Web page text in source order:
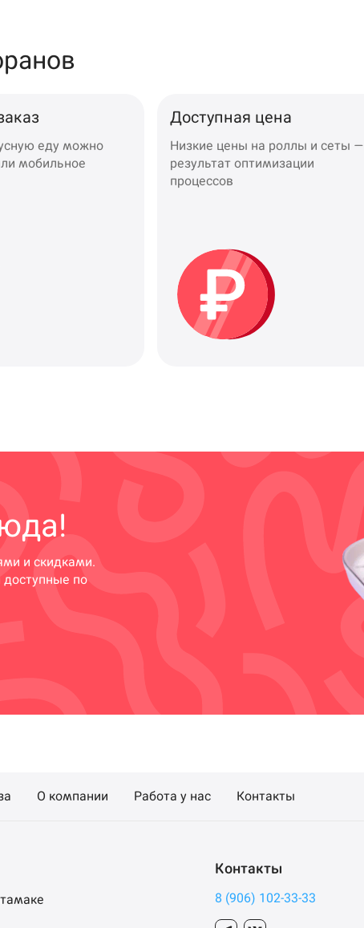
еду можно
мобильное
Доступная цена
Низкие цены на роллы и сеты —
результат оптимизации
процессов
и скидками.
доступные по
О компании Работа у нас Контакты
Контакты
8 (906) 102-33-33